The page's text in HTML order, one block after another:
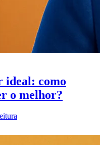
ideal: como
o melhor?